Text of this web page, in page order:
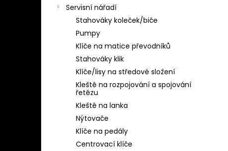
Servisní nářadí
Stahováky koleček/biče
Pumpy
Klíče na matice převodníků
Stahováky klik
Klíče/lisy na středové složení
Kleště na rozpojování a spojování
řetězu
Kleště na lanka
Nýtovače
Klíče na pedály
Centrovací klíče